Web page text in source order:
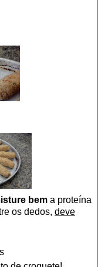
bem a proteína
os dedos, deve